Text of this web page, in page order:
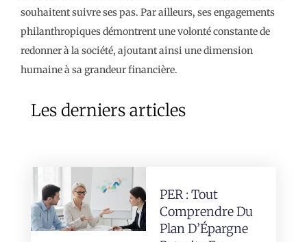
souhaitent suivre ses pas. Par ailleurs, ses engagements
philanthropiques démontrent une volonté constante de
redonner à la société, ajoutant ainsi une dimension
humaine à sa grandeur financière.
Les derniers articles
PER : Tout
Comprendre Du
Plan D’Épargne